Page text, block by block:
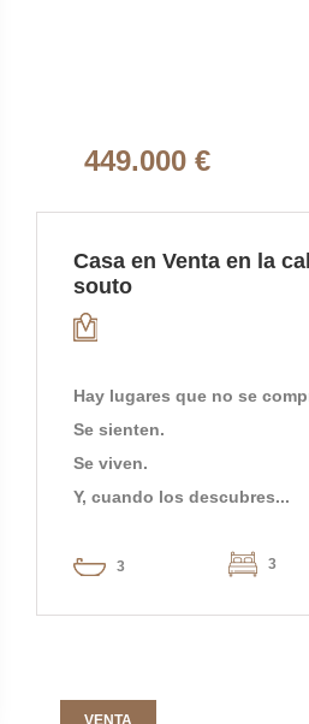
449.000 €
Casa en Venta en la
souto
Hay lugares que no se
Se sienten.
Se viven.
Y, cuando los descubres...
3 3
VENTA